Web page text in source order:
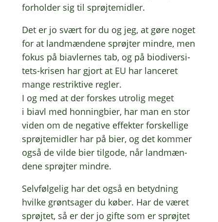
forhol­der sig til sprøjtemidler.
Det er jo svært for du og jeg, at gøre noget
for at land­mæn­de­ne sprøjter mindre, men
fokus på biav­ler­nes tab, og på biodi­ver­si­
tets-krisen har gjort at EU har lance­ret
mange restrik­ti­ve regler.
I og med at der forskes utro­lig meget
i biavl med honning­bi­er, har man en stor
viden om de nega­ti­ve effek­ter forskel­li­ge
sprøjte­mid­ler har på bier, og det kommer
også de vilde bier tilgo­de, når land­mæn­
de­ne sprøjter mindre.
Selv­føl­ge­lig har det også en betyd­ning
hvilke grønt­sa­ger du køber. Har de været
sprøjtet, så er der jo gifte som er sprøjtet